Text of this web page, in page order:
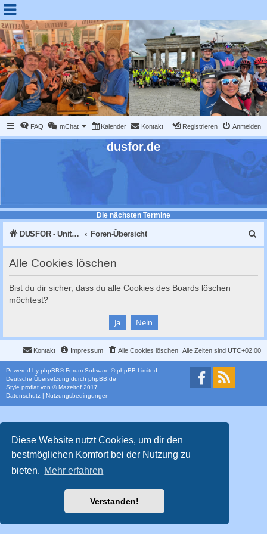
Diese Website nutzt Cookies, um dir den
bestmöglichen Komfort bei der Nutzung zu
bieten. Mehr erfahren
Verstanden!
FAQ mChat Kalender Kontakt Anmelden
Registrieren
dusfor.de
Die nächsten Termine
DUSFOR - United Sk8 Nations :: Inline skaten in Düsseldorf Foren-Übersicht
u
Alle Cookies löschen
Bist du dir sicher, dass du alle Cookies des Boards löschen
möchtest?
Alle Zeiten sind UTC+02:00
Alle Cookies löschen
Impressum
Kontakt
Powered by phpBB® Forum Software © phpBB Limited
Deutsche Übersetzung durch phpBB.de
Style proflat von ©Mazeltof 2017
Datenschutz | Nutzungsbedingungen